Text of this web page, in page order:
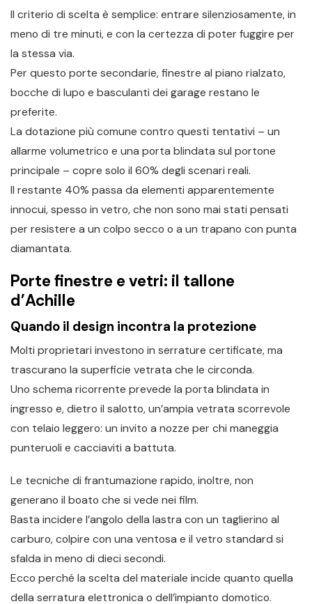
Il criterio di scelta è semplice: entrare silenziosamente, in
meno di tre minuti, e con la certezza di poter fuggire per
la stessa via.
Per questo porte secondarie, finestre al piano rialzato,
bocche di lupo e basculanti dei garage restano le
preferite.
La dotazione più comune contro questi tentativi – un
allarme volumetrico e una porta blindata sul portone
principale – copre solo il 60% degli scenari reali.
Il restante 40% passa da elementi apparentemente
innocui, spesso in vetro, che non sono mai stati pensati
per resistere a un colpo secco o a un trapano con punta
diamantata.
Porte finestre e vetri: il tallone
d’Achille
Quando il design incontra la protezione
Molti proprietari investono in serrature certificate, ma
trascurano la superficie vetrata che le circonda.
Uno schema ricorrente prevede la porta blindata in
ingresso e, dietro il salotto, un’ampia vetrata scorrevole
con telaio leggero: un invito a nozze per chi maneggia
punteruoli e cacciaviti a battuta.
Le tecniche di frantumazione rapido, inoltre, non
generano il boato che si vede nei film.
Basta incidere l’angolo della lastra con un taglierino al
carburo, colpire con una ventosa e il vetro standard si
sfalda in meno di dieci secondi.
Ecco perché la scelta del materiale incide quanto quella
della serratura elettronica o dell’impianto domotico.